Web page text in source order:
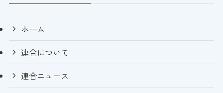
ホーム
連合について
連合ニュース